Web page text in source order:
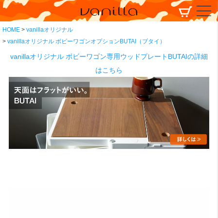
HOME
vanillaオリジナル
vanillaオリジナル ボビーワゴンオプションBUTAI（ブタイ）
vanillaオリジナル ボビーワゴン専用ウッドプレートBUTAIの詳細
はこちら